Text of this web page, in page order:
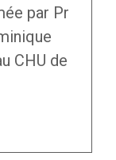
par Pr
CHU de